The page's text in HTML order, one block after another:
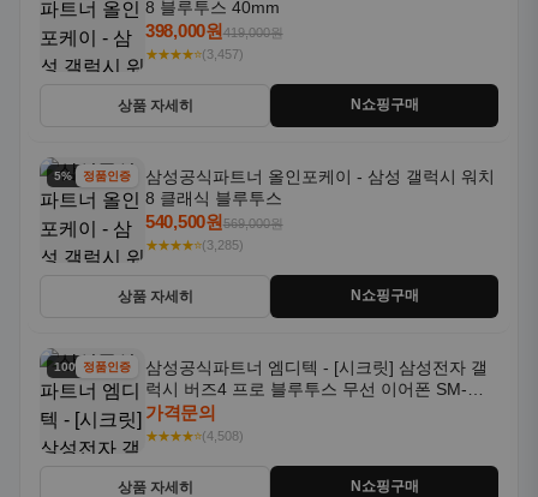
8 블루투스 40mm
398,000원419,000원
★★★★⭐(3,457)
상품 자세히 N쇼핑구매
5% 할인정품인증
삼성공식파트너 올인포케이 - 삼성 갤럭시 워치
8 클래식 블루투스
540,500원569,000원
★★★★⭐(3,285)
상품 자세히 N쇼핑구매
100% 할인
정품인증
삼성공식파트너 엠디텍 - [시크릿] 삼성전자 갤
럭시 버즈4 프로 블루투스 무선 이어폰 SM-
R640N
가격문의
★★★★⭐(4,508)
상품 자세히 N쇼핑구매